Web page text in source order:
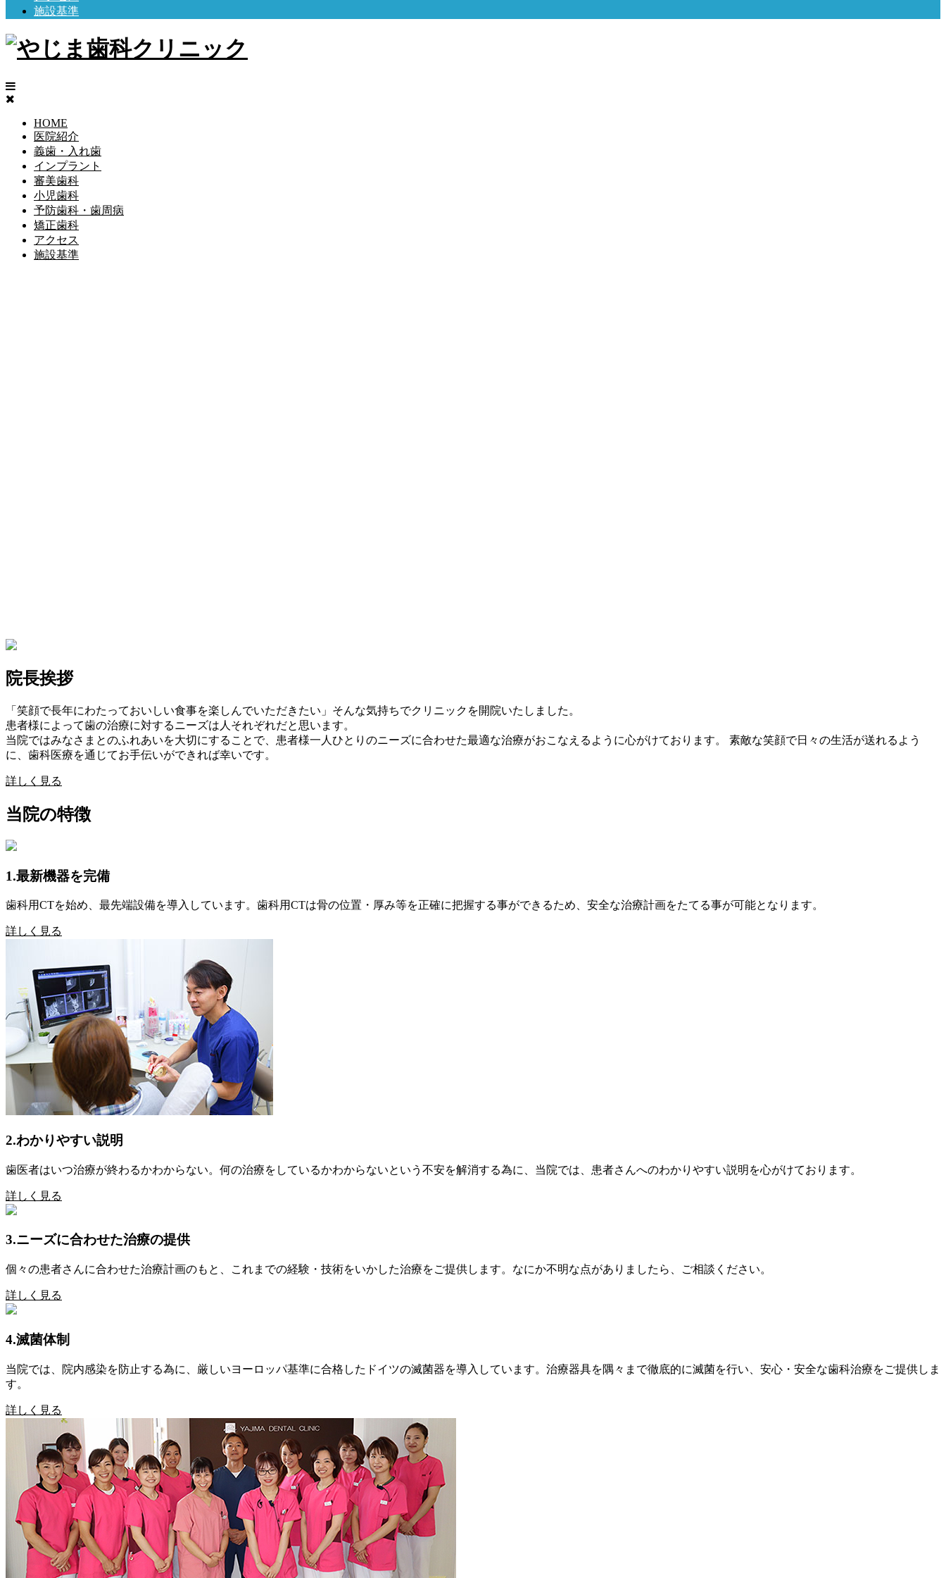
施設基準
HOME
医院紹介
義歯・入れ歯
インプラント
審美歯科
小児歯科
予防歯科・歯周病
矯正歯科
アクセス
施設基準
院長挨拶
「笑顔で長年にわたっておいしい食事を楽しんでいただきたい」そんな気持ちでクリニックを開院いたしました。
患者様によって歯の治療に対するニーズは人それぞれだと思います。
当院ではみなさまとのふれあいを大切にすることで、患者様一人ひとりのニーズに合わせた最適な治療がおこなえるように心がけております。 素敵な笑顔で日々の生活が送れるよう
に、歯科医療を通じてお手伝いができれば幸いです。
詳しく見る
当院の特徴
1.最新機器を完備
歯科用CTを始め、最先端設備を導入しています。歯科用CTは骨の位置・厚み等を正確に把握する事ができるため、安全な治療計画をたてる事が可能となります。
詳しく見る
2.わかりやすい説明
歯医者はいつ治療が終わるかわからない。何の治療をしているかわからないという不安を解消する為に、当院では、患者さんへのわかりやすい説明を心がけております。
詳しく見る
3.ニーズに合わせた治療の提供
個々の患者さんに合わせた治療計画のもと、これまでの経験・技術をいかした治療をご提供します。なにか不明な点がありましたら、ご相談ください。
詳しく見る
4.滅菌体制
当院では、院内感染を防止する為に、厳しいヨーロッパ基準に合格したドイツの滅菌器を導入しています。治療器具を隅々まで徹底的に滅菌を行い、安心・安全な歯科治療をご提供しま
す。
詳しく見る